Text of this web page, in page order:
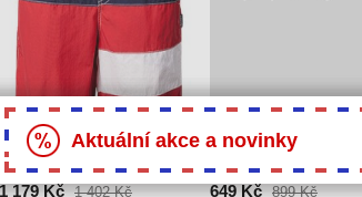
16 %
1 179 Kč 1 402 Kč
649 Kč 899 Kč
Aktuální akce a novinky